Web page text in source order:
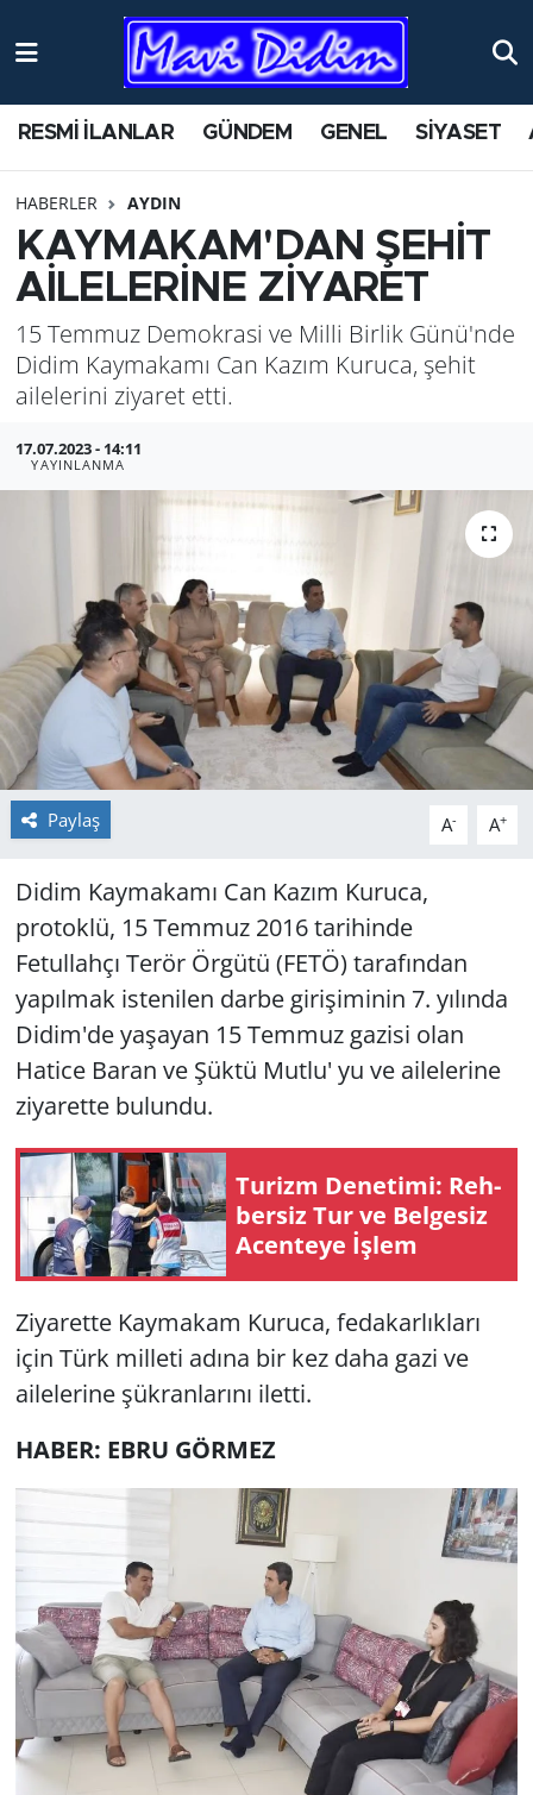
RESMİ İLANLAR GÜNDEM GENEL SİYASET
HABERLER AYDIN
KAYMAKAM'DAN ŞEHİT
AİLELERİNE ZİYARET
15 Temmuz Demokrasi ve Milli Birlik Günü'nde
Didim Kaymakamı Can Kazım Kuruca, şehit
ailelerini ziyaret etti.
17.07.2023 - 14:11
YAYINLANMA
Paylaş A- A+
Didim Kaymakamı Can Kazım Kuruca,
protoklü, 15 Temmuz 2016 tarihinde
Fetullahçı Terör Örgütü (FETÖ) tarafından
yapılmak istenilen darbe girişiminin 7. yılında
Didim'de yaşayan 15 Temmuz gazisi olan
Hatice Baran ve Şüktü Mutlu' yu ve ailelerine
ziyarette bulundu.
Tu­rizm De­ne­ti­mi: Reh­
ber­siz Tur ve Bel­ge­siz
Acen­te­ye İşlem
Ziyarette Kaymakam Kuruca, fedakarlıkları
için Türk milleti adına bir kez daha gazi ve
ailelerine şükranlarını iletti.
HABER: EBRU GÖRMEZ
ANTİK YERLER
AYDIN
BİLİM VE TEKNOLOJİ
ÇEVRE
EĞİTİM
EKONOMİ
GÜNDEM
HABERDE İNSAN
KÜLTÜR SANAT
MAGAZİN
POLİTİKA
RESMİ İLANLAR
SAĞLIK
SİYASET
SPOR
Yerel
Nöbetçi Eczaneler
Namaz Vakitleri
Trafik Durumu
Süper Lig Puan Durumu ve Fikstür
Tüm Manşetler
Son Dakika Haberleri
Haber Arşivi